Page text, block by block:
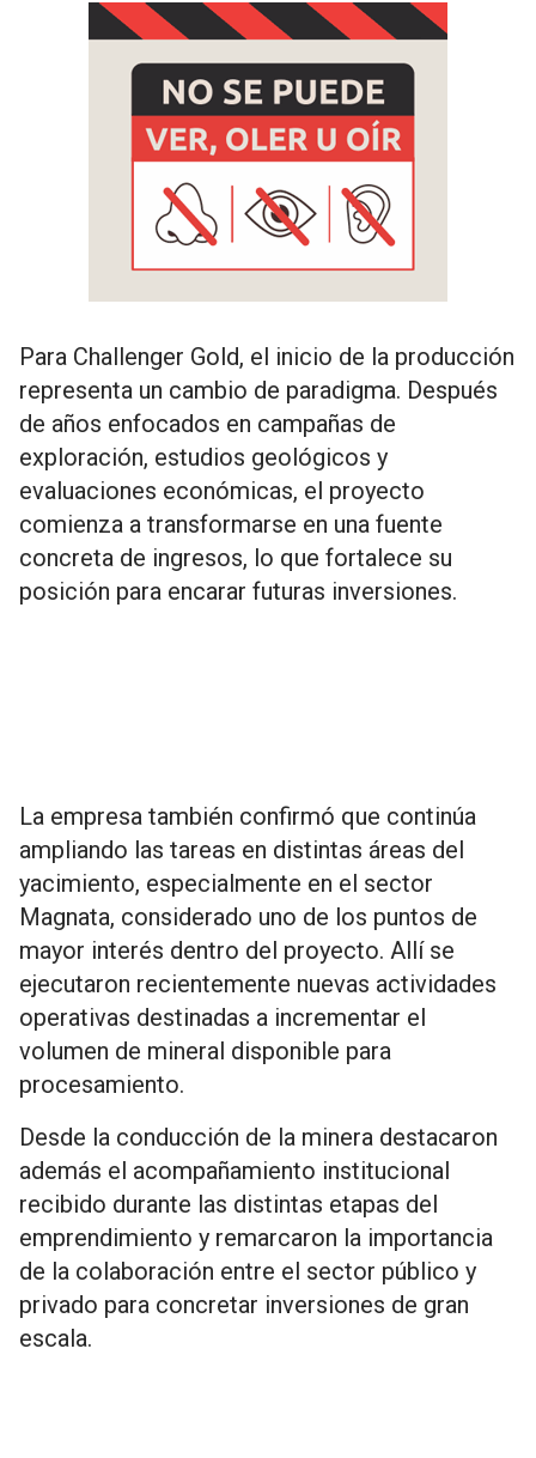
Para Challenger Gold, el inicio de la producción
representa un cambio de paradigma. Después
de años enfocados en campañas de
exploración, estudios geológicos y
evaluaciones económicas, el proyecto
comienza a transformarse en una fuente
concreta de ingresos, lo que fortalece su
posición para encarar futuras inversiones.
La empresa también confirmó que continúa
ampliando las tareas en distintas áreas del
yacimiento, especialmente en el sector
Magnata, considerado uno de los puntos de
mayor interés dentro del proyecto. Allí se
ejecutaron recientemente nuevas actividades
operativas destinadas a incrementar el
volumen de mineral disponible para
procesamiento.
Desde la conducción de la minera destacaron
además el acompañamiento institucional
recibido durante las distintas etapas del
emprendimiento y remarcaron la importancia
de la colaboración entre el sector público y
privado para concretar inversiones de gran
escala.